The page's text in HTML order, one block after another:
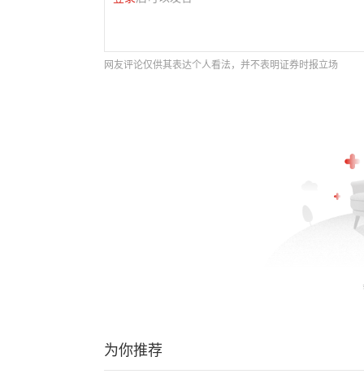
网友评论仅供其表达个人看法，并不表明证券时报立场
为你推荐